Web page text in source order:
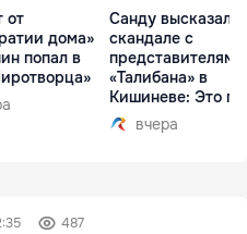
от
дома»
попал в
Санду
скандале с
представителями
«Талибана» в
Кишиневе: Это
вчера
487